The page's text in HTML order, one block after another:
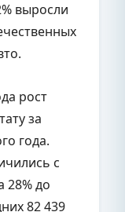
выросли
рост
за
года.
с
28% до
82 439